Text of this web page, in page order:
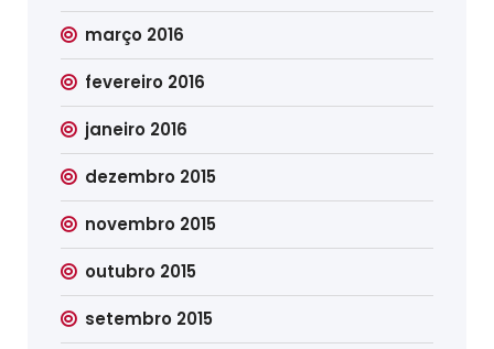
março 2016
fevereiro 2016
janeiro 2016
dezembro 2015
novembro 2015
outubro 2015
setembro 2015